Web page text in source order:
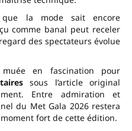
que la mode sait encore
comme banal peut receler
des spectateurs évolue
en fascination pour
sous l’article original
Entre admiration et
du Met Gala 2026 restera
fort de cette édition.